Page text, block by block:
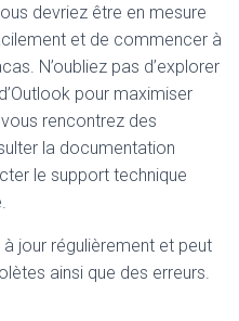
devriez être en mesure
et de commencer à
N’oubliez pas d’explorer
pour maximiser
rencontrez des
la documentation
le support technique
jour régulièrement et peut
ainsi que des erreurs.